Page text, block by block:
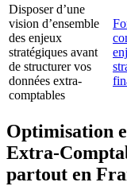
Disposer d’une
vision d’ensemble
des enjeux
stratégiques avant
de structurer vos
données extra-
comptables
Optimisation
Extra-
partout en